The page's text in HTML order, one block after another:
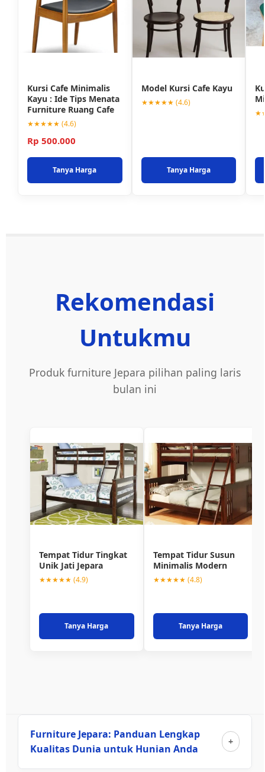
Kursi Cafe Minimalis
Kayu : Ide Tips Menata
Furniture Ruang Cafe
★★★★★ (4.6)
Rp 500.000
Tanya Harga
Model Kursi Cafe Kayu
★★★★★ (4.6)
Tanya Harga
Rekomendasi
Untukmu
Produk furniture Jepara pilihan paling laris
bulan ini
Tempat Tidur Tingkat
Unik Jati Jepara
★★★★★ (4.9)
Tanya Harga
Tempat Tidur Susun
Minimalis Modern
★★★★★ (4.8)
Tanya Harga
Furniture Jepara: Panduan Lengkap
Kualitas Dunia untuk Hunian Anda